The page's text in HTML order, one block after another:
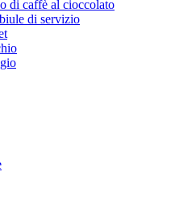
di caffè al cioccolato
di servizio